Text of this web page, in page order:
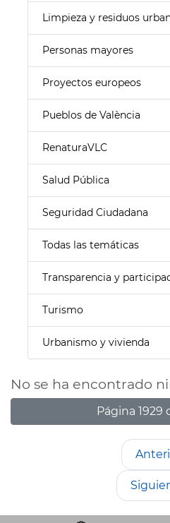
Limpieza y residuos
Personas mayores
Proyectos europeos
Pueblos de València
RenaturaVLC
Salud Pública
Seguridad Ciudadana
Todas las temáticas
Transparencia y
Turismo
Urbanismo y vivienda
No se ha encontrado
Página 1929